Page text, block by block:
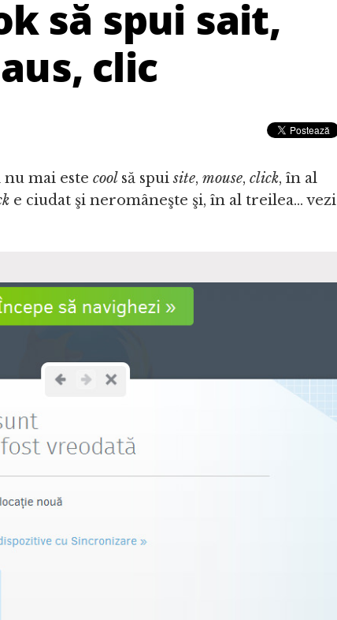
să spui sait,
clic
mai este cool să spuisite, mouse, click, în al
e ciudat şi neromâneşte şi, în al treilea... vezi